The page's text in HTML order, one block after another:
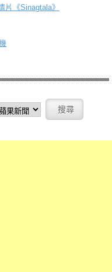
片《Sinagtala》